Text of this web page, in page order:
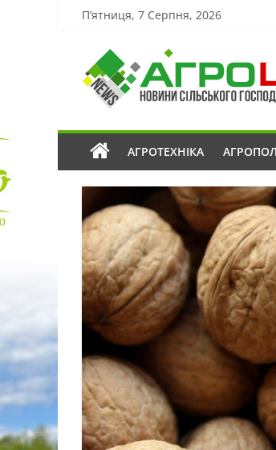
П’ятниця, 7 Серпня, 2026
АГРОТЕХНІКА